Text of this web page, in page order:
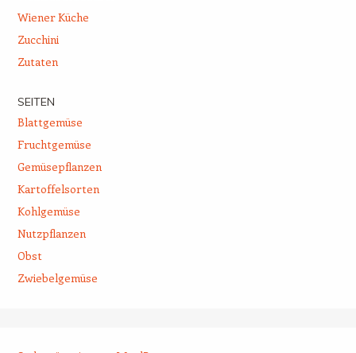
Wiener Küche
Zucchini
Zutaten
SEITEN
Blattgemüse
Fruchtgemüse
Gemüsepflanzen
Kartoffelsorten
Kohlgemüse
Nutzpflanzen
Obst
Zwiebelgemüse